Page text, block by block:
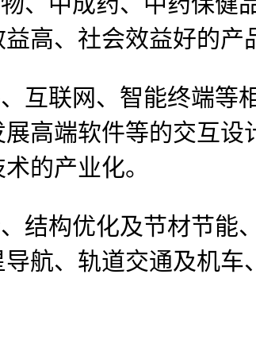
高、社会效益好的产
联网、智能终端等
高端软件等的交互设
的产业化。
构优化及节材节能
航、轨道交通及机